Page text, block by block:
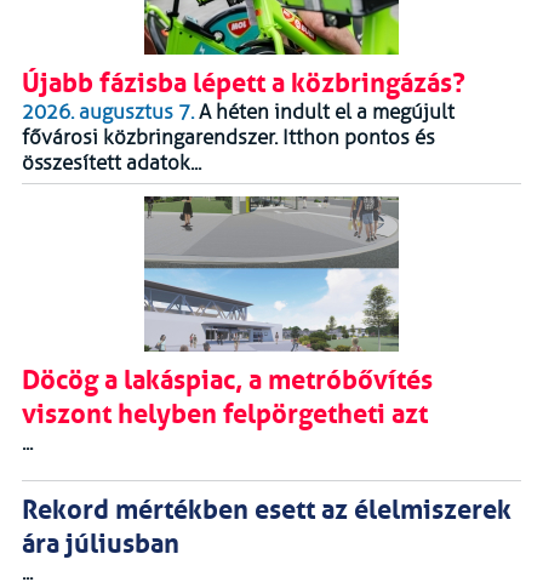
Újabb fázisba lépett a közbringázás?
2026. augusztus 7.A héten indult el a megújult
fővárosi közbringarendszer. Itthon pontos és
összesített adatok...
Döcög a lakáspiac, a metróbővítés
viszont helyben felpörgetheti azt
...
Rekord mértékben esett az élelmiszerek
ára júliusban
...